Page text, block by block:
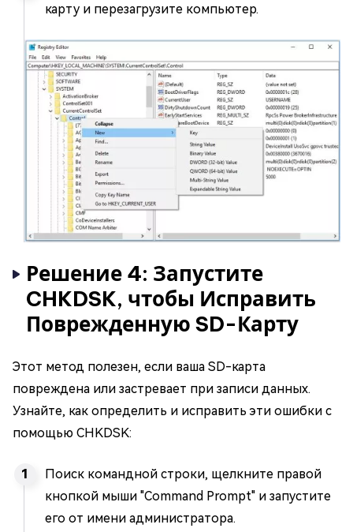
карту и перезагрузите компьютер.
Решение 4: Запустите
CHKDSK, чтобы Исправить
Поврежденную SD-Карту
Этот метод полезен, если ваша SD-карта
повреждена или застревает при записи данных.
Узнайте, как определить и исправить эти ошибки с
помощью CHKDSK:
Поиск командной строки, щелкните правой
кнопкой мыши "Command Prompt" и запустите
его от имени администратора.